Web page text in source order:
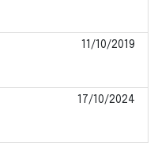
11/10/2019
17/10/2024